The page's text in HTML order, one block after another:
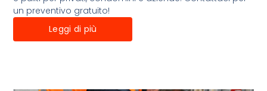
un preventivo gratuito!
Leggi di più